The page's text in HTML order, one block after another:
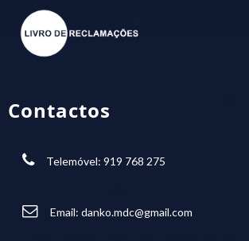
Contactos
Telemóvel: 919 768 275
Email: danko.mdc@gmail.com